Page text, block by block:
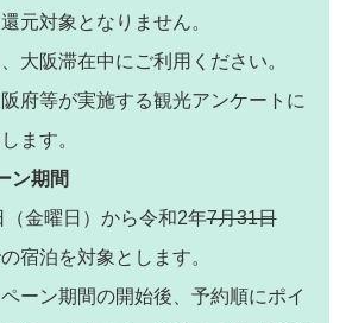
元対象となりません。
大阪滞在中にご利用ください。
阪府等が実施する観光アンケートに
ます。
ン期間
金曜日）から令和2年7月31日
宿泊を対象とします。
ーン期間の開始後、予約順にポイ